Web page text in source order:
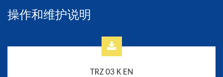
操作和维护说明
TRZ 03 K EN